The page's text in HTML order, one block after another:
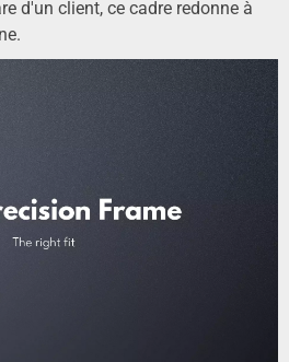
d'un client, ce cadre redonne à